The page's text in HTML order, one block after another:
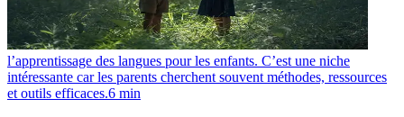
l’apprentissage des langues pour les enfants. C’est une niche
intéressante car les parents cherchent souvent méthodes, ressources
et outils efficaces.6 min